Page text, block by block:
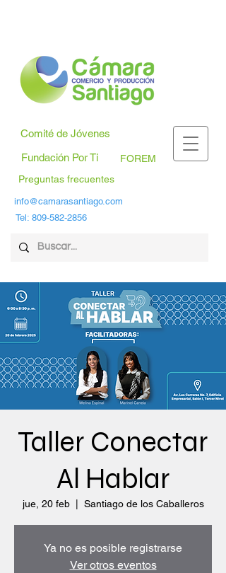
Tel: 809-582-2856
info@camarasantiago.com
FOREM
Comité de Jóvenes
Fundación Por Ti
Preguntas frecuentes
Taller Conectar
Al Hablar
jue, 20 feb
  |
Santiago de los Caballeros
Ya no es posible registrarse
Ver otros eventos